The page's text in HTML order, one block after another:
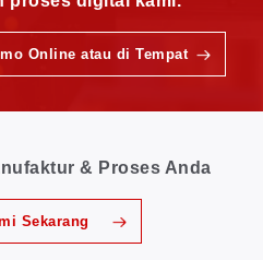
Online atau di Tempat
& Proses Anda
Sekarang